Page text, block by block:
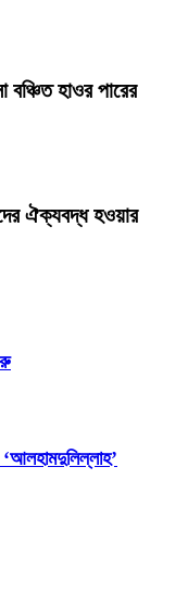
বঞ্চিত হাওর পারের
ঐক্যবদ্ধ হওয়ার